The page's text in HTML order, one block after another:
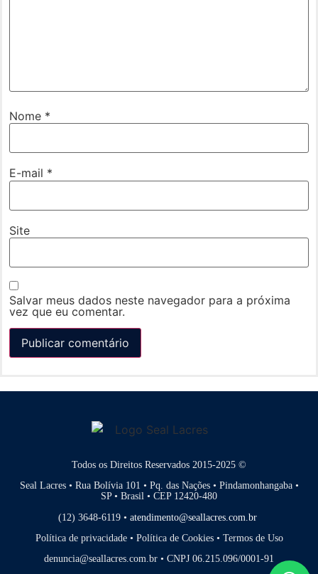
Nome *
E-mail *
Site
Salvar meus dados neste navegador para a próxima
vez que eu comentar.
Todos os Direitos Reservados 2015-2025 ©
Seal Lacres • Rua Bolívia 101 • Pq. das Nações • Pindamonhangaba •
SP • Brasil • CEP 12420-480
(12) 3648-6119 • atendimento@seallacres.com.br
Política de privacidade• Política de Cookies• Termos de Uso
denuncia@seallacres.com.br • CNPJ 06.215.096/0001-91